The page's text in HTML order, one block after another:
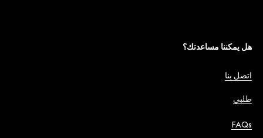
هل يمكننا مساعدتك؟
اتصل بنا
طلبي
FAQs